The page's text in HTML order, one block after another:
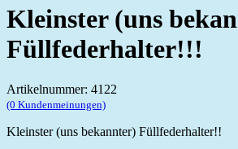
Kleinster (uns
Füllfederhalter!!!
Artikelnummer: 4122
(0 Kundenmeinungen)
Kleinster (uns bekannter) Füllfederhalter!!